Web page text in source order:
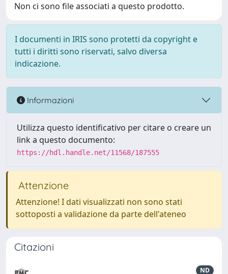
Non ci sono file associati a questo prodotto.
I documenti in IRIS sono protetti da copyright e
tutti i diritti sono riservati, salvo diversa
indicazione.
Informazioni
Utilizza questo identificativo per citare o creare un
link a questo documento:
https://hdl.handle.net/11568/187555
Attenzione
Attenzione! I dati visualizzati non sono stati
sottoposti a validazione da parte dell'ateneo
Citazioni
ND